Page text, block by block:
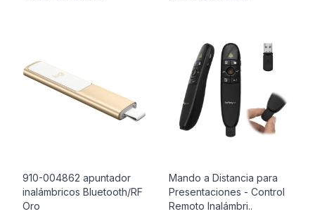
910-004862 apuntador
inalámbricos Bluetooth/RF
Oro
Mando a Distancia para
Presentaciones - Control
Remoto Inalámbri..